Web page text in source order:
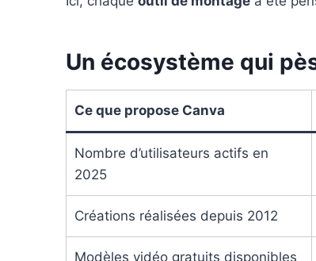
Un écosystème qui
Ce que propose Canva
Nombre d’utilisateurs actifs en
2025
Créations réalisées depuis 2012
Modèles vidéo gratuits disponibles